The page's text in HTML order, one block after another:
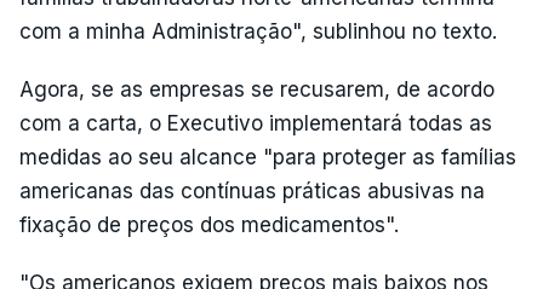
com a minha Administração", sublinhou no texto.
Agora, se as empresas se recusarem, de acordo
com a carta, o Executivo implementará todas as
medidas ao seu alcance "para proteger as famílias
americanas das contínuas práticas abusivas na
fixação de preços dos medicamentos".
"Os americanos exigem preços mais baixos nos